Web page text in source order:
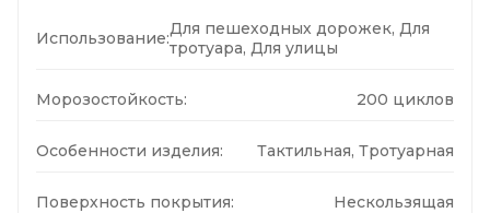
Использование:Для пешеходных дорожек, Для
тротуара, Для улицы
Морозостойкость: 200 циклов
Особенности изделия: Тактильная, Тротуарная
Поверхность покрытия: Нескользящая